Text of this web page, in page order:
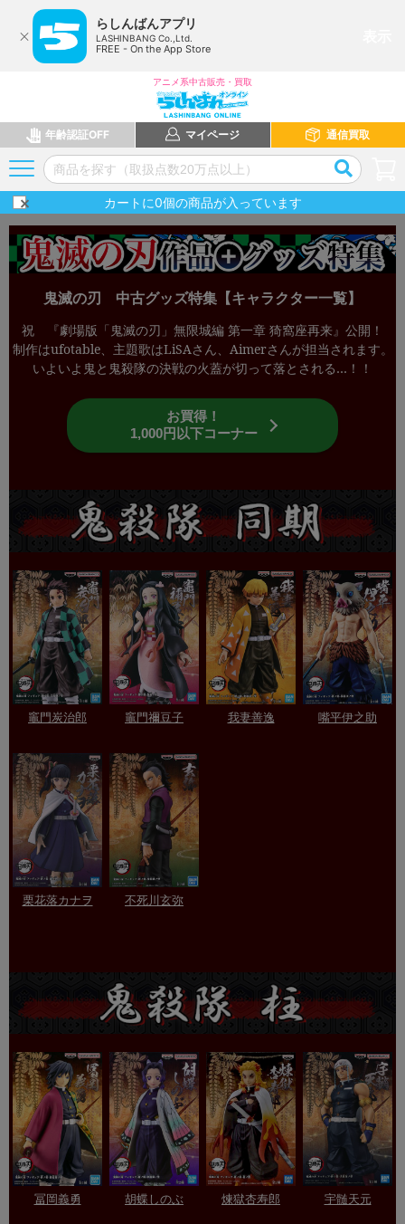
らしんばんアプリ
LASHINBANG Co.,Ltd.
FREE - On the App Store
アニメ系中古販売・買取
年齢認証OFF マイページ 通信買取
カートに0個の商品が入っています
鬼滅の刃 中古グッズ特集【キャラクター一覧】
祝 『劇場版「鬼滅の刃」無限城編 第一章 猗窩座再来』公開！
制作はufotable、主題歌はLiSAさん、Aimerさんが担当されます。
いよいよ鬼と鬼殺隊の決戦の火蓋が切って落とされる…！！
お買得！
1,000円以下コーナー
竈門炭治郎 竈門禰豆子 我妻善逸 嘴平伊之助
栗花落カナヲ 不死川玄弥
冨岡義勇 胡蝶しのぶ 煉獄杏寿郎 宇髄天元